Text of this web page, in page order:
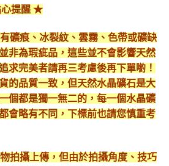
心提醒 ★
礦痕、冰裂紋、雲霧、色帶或礦缺
非為瑕疵品，這些並不會影響天然
求完美者請再三考慮後再下單喲！
的品質一致，但天然水晶礦石是大
個都是獨一無二的，每一個水晶礦
會略有不同，下標前也請您慎重考
拍攝上傳，但由於拍攝角度、技巧